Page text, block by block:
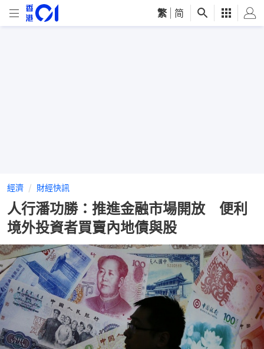
繁 简
經濟 財經快訊
人行潘功勝：推進金融市場開放 便利
境外投資者買賣內地債與股